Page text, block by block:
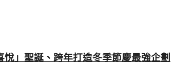
」聖誕、跨年打造冬季節慶最強企劃